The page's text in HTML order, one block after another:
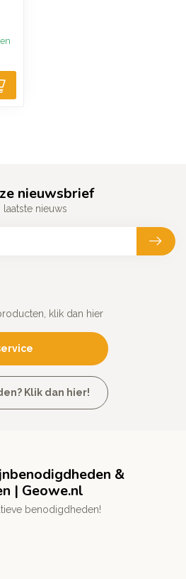
klik dan hier
Klik dan hier!
nieuwsbrief
nieuws
&
| Geowe.nl
benodigdheden!